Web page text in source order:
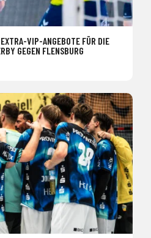
VIP-ANGEBOTE FÜR DIE
GEGEN FLENSBURG